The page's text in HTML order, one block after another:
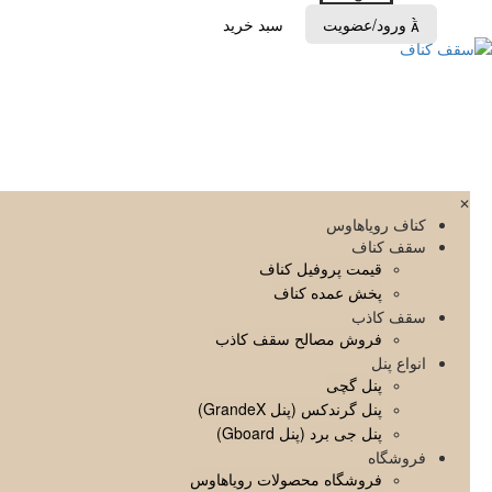
 ورود/عضویت سبد خرید
✕
کناف رویاهاوس
سقف کناف
قیمت پروفیل کناف
پخش عمده کناف
سقف کاذب
فروش مصالح سقف کاذب
انواع پنل
پنل گچی
پنل گرندکس (پنل GrandeX)
پنل جی برد (پنل Gboard)
فروشگاه
فروشگاه محصولات رویاهاوس